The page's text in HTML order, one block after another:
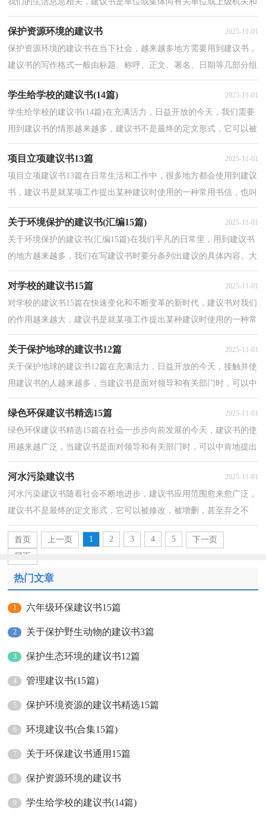
领导，就某项工作提出某种建议时使用的一种常用书...
保护资源环境的建议书 2025-11-01
保护资源环境的建议书在当下社会，越来越多地方需要用到建议书，
建议书的写作格式一般由标题、称呼、正文、署名、日期等几部分组
成。那么问题来了，到底应如何写一份恰当的建议书...
学生给学校的建议书(14篇) 2025-11-01
学生给学校的建议书(14篇)在充满活力，日益开放的今天，我们需要
用到建议书的情形越来越多，建议书不是最终的定文形式，它可以被
修改，被增删，甚至弃之不用，它具有较强的可塑性。那么，怎...
项目立项建议书13篇 2025-11-01
项目立项建议书13篇在日常生活和工作中，很多地方都会使用到建议
书，建议书是就某项工作提出某种建议时使用的一种常用书信，也叫
意见书。那么问题来了，到底应如何写一份恰当的建议...
关于环境保护的建议书(汇编15篇) 2025-11-01
关于环境保护的建议书(汇编15篇)在我们平凡的日常里，用到建议书
的地方越来越多，我们在写建议书时要分条列出建议的具体内容。大
家知道建议书的格式吗？下面是小编帮大家整理的关...
对学校的建议书15篇 2025-11-01
对学校的建议书15篇在快速变化和不断变革的新时代，建议书对我们
的作用越来越大，建议书是就某项工作提出某种建议时使用的一种常
用书信，要求具体明确，有针对性。你知道建议书怎样...
关于保护地球的建议书12篇 2025-11-01
关于保护地球的建议书12篇在充满活力，日益开放的今天，接触并使
用建议书的人越来越多，当建议书是面对领导和有关部门时，可以中
肯地提出自己对对方工作的意见和自己的建议。还是对...
绿色环保建议书精选15篇 2025-11-01
绿色环保建议书精选15篇在社会一步步向前发展的今天，建议书的使
用越来越广泛，当建议书是面对领导和有关部门时，可以中肯地提出
自己对对方工作的意见和自己的建议。建议书的注意...
河水污染建议书 2025-11-01
河水污染建议书随着社会不断地进步，建议书应用范围愈来愈广泛，
建议书不是最终的定文形式，它可以被修改，被增删，甚至弃之不
用，它具有较强的可塑性。那么你有了解过建议书吗？下面是小...
首页
上一页 1 2 3 4 5
下一页
尾页
热门文章
1 六年级环保建议书15篇
2 关于保护野生动物的建议书3篇
3 保护生态环境的建议书12篇
4 管理建议书(15篇)
5 保护环境资源的建议书精选15篇
6 环境建议书(合集15篇)
7 关于环保建议书通用15篇
8 保护资源环境的建议书
9 学生给学校的建议书(14篇)